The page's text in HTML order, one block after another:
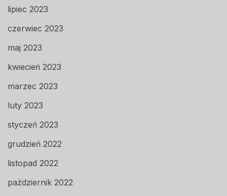
lipiec 2023
czerwiec 2023
maj 2023
kwiecień 2023
marzec 2023
luty 2023
styczeń 2023
grudzień 2022
listopad 2022
październik 2022